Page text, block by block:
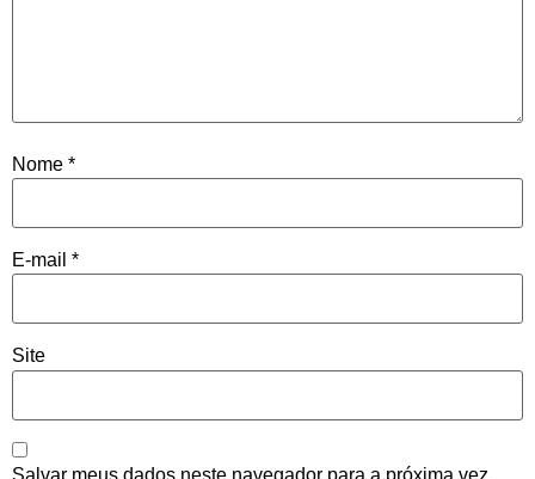
Nome *
E-mail *
Site
Salvar meus dados neste navegador para a próxima vez